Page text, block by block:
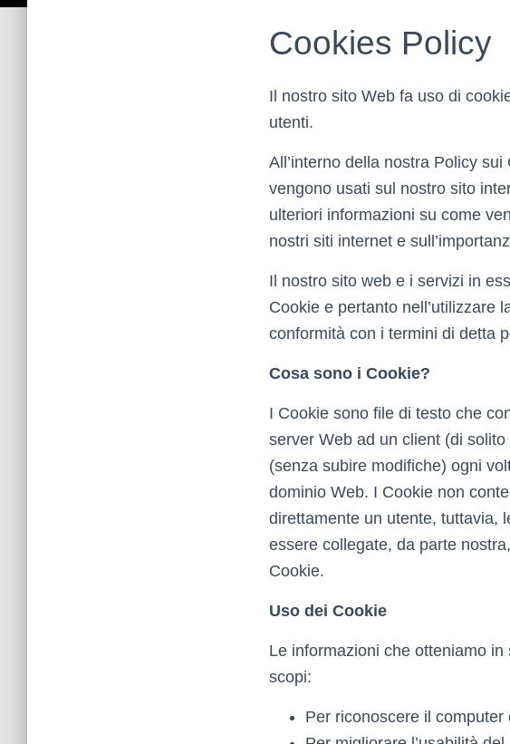
Cookies Policy
Il nostro sito Web fa uso di
utenti.
All’interno della nostra Policy
vengono usati sul nostro sito
ulteriori informazioni su come
nostri siti internet e
Il nostro sito web e i servizi in
Cookie e pertanto nell’utilizzare
conformità con i termini di detta
Cosa sono i Cookie?
I Cookie sono file di testo che
server Web ad un client (di
(senza subire modifiche) ogni
dominio Web. I Cookie non
direttamente un utente, tuttavia,
essere collegate, da parte
Cookie.
Uso dei Cookie
Le informazioni che otteniamo
scopi:
Per riconoscere il computer